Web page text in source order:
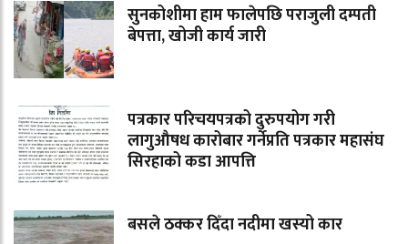
सुनकोशीमा हाम फालेपछि पराजुली दम्पती
बेपत्ता, खोजी कार्य जारी
पत्रकार परिचयपत्रको दुरुपयोग गरी
लागुऔषध कारोबार गर्नेप्रति पत्रकार महासंघ
सिरहाको कडा आपत्ति
बसले ठक्कर दिँदा नदीमा खस्यो कार